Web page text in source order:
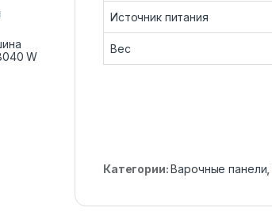
Источник питания
Вес
Категории:Варочные панели
W